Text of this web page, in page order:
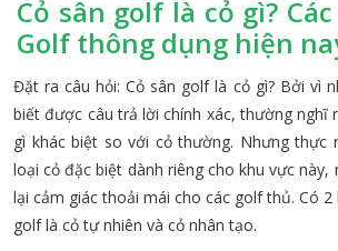
Cỏ sân golf là cỏ gì?
Golf thông dụng hiện
Đặt ra câu hỏi: Cỏ sân golf là cỏ gì? Bởi vì
biết được câu trả lời chính xác, thường nghĩ
gì khác biệt so với cỏ thường. Nhưng thực
loại cỏ đặc biệt dành riêng cho khu vực
lại cảm giác thoải mái cho các golf thủ. Có 2
golf là cỏ tự nhiên và cỏ nhân tạo.